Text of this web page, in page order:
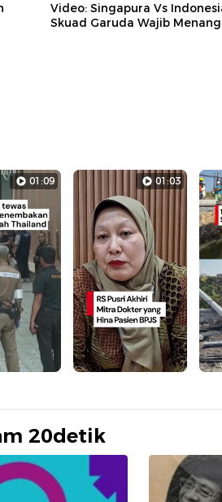
Video: Singapura Vs
Skuad Garuda Wajib
01:09 01:03
20detik